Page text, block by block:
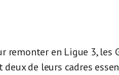
remonter en Ligue 3, les
de leurs cadres